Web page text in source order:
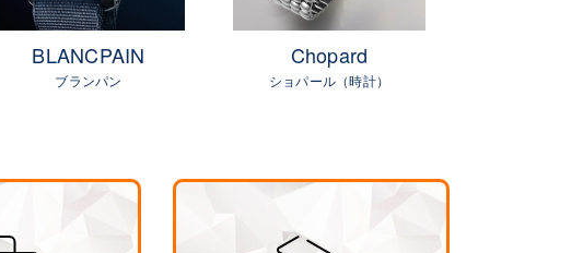
BLANCPAIN
ブランパン
Chopard
ショパール（時計）